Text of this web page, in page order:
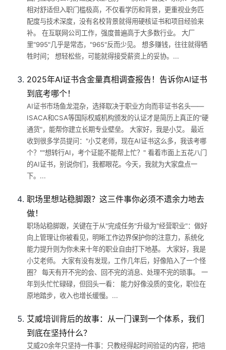
相对舒适但入职门槛极高，不仅看学历和背景，更重视业务匹
配度与技术深度，没有名校背景就得用硬核证书和项目经验来
补。 在互联网公司工作，强度普遍高于大多数行业。 大厂
里"995"几乎是常态，"965"反而少见。 想多赚钱，往往就得牺
牲时间； 想轻松些，可能就得接受薪资上的妥协。...
2025年AI证书含金量真相调查报告！告诉你AI证书
到底考哪个！
AI证书市场鱼龙混杂，选择取决于职业方向而非证书名头——
ISACA和CSA等国际权威机构颁发的认证才是简历上真正的"硬
通货"，能帮你建立长期专业壁垒。 大家好，我是小艾。 最近
收到很多学员提问："小艾老师，现在AI证书这么多，我该考哪
个？""想转行AI，考个证能不能帮上忙？" 看着市面上五花八门
的AI证书，别说你们，我都眼花。今天，我就为大家盘点一
下。...
职场里想站稳脚跟？这三件事你必须不遗余力地去
做！
职场站稳脚跟，关键在于从"完成任务"升级为"经营职业"：做好
向上管理让你被看见，明晰工作边界保护你的注意力，系统化
能力提升则为你未来十年的职业自由打下地基。 大家好，我是
小艾老师。 大家有没有发现，工作几年后，好像陷入了一个怪
圈？ 每天有开不完的会、回不完的消息、处理不完的琐事。 一
年到头忙忙碌碌，但回头一看： 能力好像没质的变化，职位在
原地踏步，收入也增长缓慢。...
艾威培训背后的故事：从一门课到一个体系，我们
到底在坚持什么？
艾威20余年只坚持一件事：只教经得起时间验证的内容，把培